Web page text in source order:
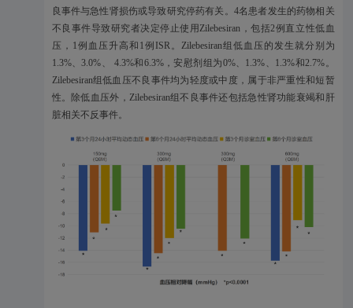
良事件与急性肾损伤或导致研究停药有关。4名患者发生的药物相关
不良事件导致研究者决定停止使用Zilebesiran，包括2例直立性低血
压，1例血压升高和1例ISR。Zilebesiran组低血压的发生就分别为
1.3%、3.0%、 4.3%和6.3%，安慰剂组为0%、1.3%、1.3%和2.7%。
Zilebesiran组低血压不良事件均为轻度或中度，属于非严重性和短暂
性。除低血压外，Zilebesiran组不良事件还包括急性肾功能衰竭和肝
脏相关不反事件。